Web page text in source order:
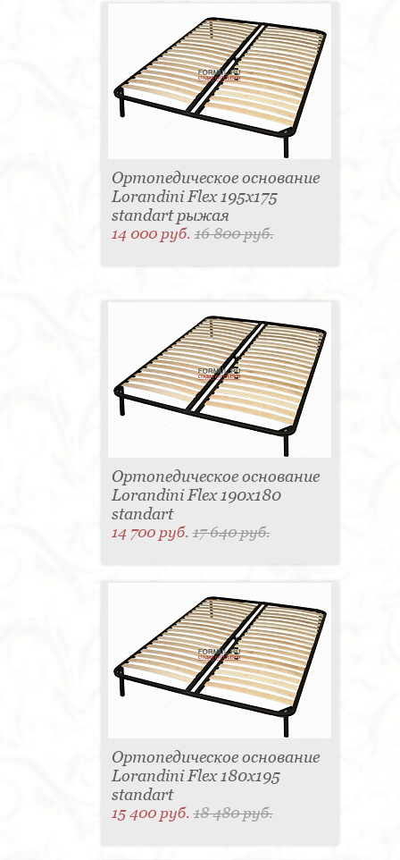
Ортопедическое основание
Lorandini Flex 195x175
standart рыжая
14 000 руб.16 800 руб.
Ортопедическое основание
Lorandini Flex 190x180
standart
14 700 руб.17 640 руб.
Ортопедическое основание
Lorandini Flex 180x195
standart
15 400 руб.18 480 руб.